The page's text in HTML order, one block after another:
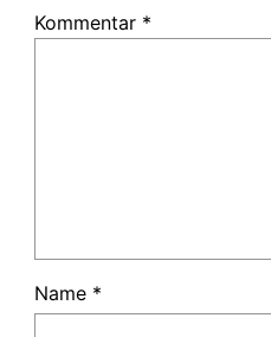
Kommentar *
Name *